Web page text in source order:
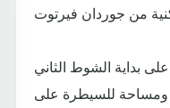
بداية الشوط الثاني
للسيطرة على